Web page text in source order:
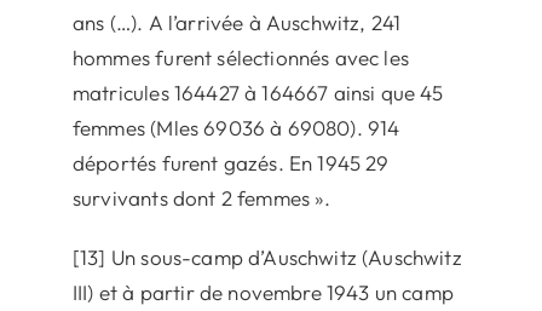
ans (…). A l’arrivée à Auschwitz, 241
hommes furent sélectionnés avec les
matricules 164427 à 164667 ainsi que 45
femmes (Mles 69036 à 69080). 914
déportés furent gazés. En 1945 29
survivants dont 2 femmes ».
[13] Un sous-camp d’Auschwitz (Auschwitz
III) et à partir de novembre 1943 un camp